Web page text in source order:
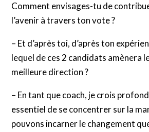
Comment envisages-tu de
l’avenir à travers ton vote ?
– Et d’après toi, d’après ton
lequel de ces 2 candidats amènera
meilleure direction ?
– En tant que coach, je crois
essentiel de se concentrer sur la
pouvons incarner le changement